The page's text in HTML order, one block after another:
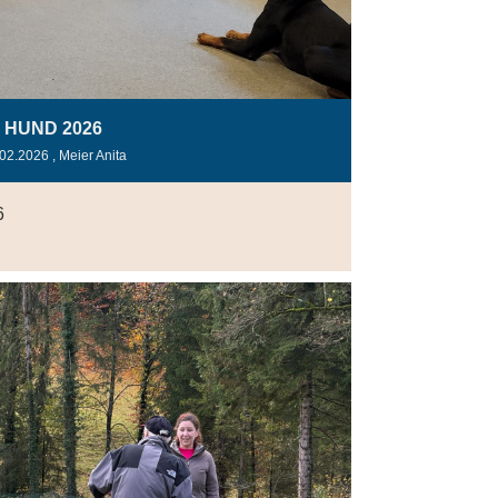
HUND 2026
, Meier Anita